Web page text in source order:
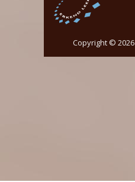
Copyright © 2026